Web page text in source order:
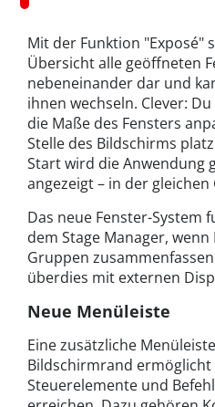
Mit der Funktion "Exposé"
Übersicht alle geöffneten
nebeneinander dar und
ihnen wechseln. Clever:
die Maße des Fensters
Stelle des Bildschirms
Start wird die Anwendung
angezeigt – in der gleichen
Das neue Fenster-System
dem Stage Manager,
Gruppen
überdies mit externen
Neue Menüleiste
Eine zusätzliche
Bildschirmrand ermöglicht
Steuerelemente und